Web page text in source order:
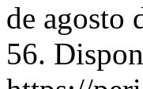
de agosto
56.